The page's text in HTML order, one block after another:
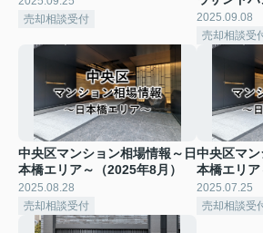
売却相談受付
2025.09.08
売却相談受
中央区マンション相場情報～日
本橋エリア～（2025年8月）
2025.08.28
売却相談受付
中央区マン
本橋エリア
2025.07.25
売却相談受